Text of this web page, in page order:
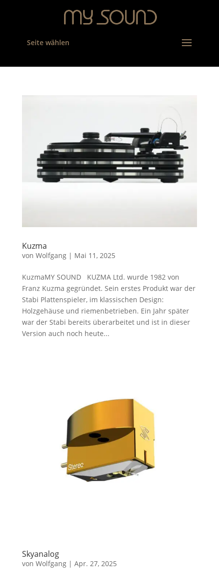
Seite wählen
Kuzma
von Wolfgang| Mai 11, 2025
KuzmaMY SOUND KUZMA Ltd. wurde 1982 von
Franz Kuzma gegründet. Sein erstes Produkt war der
Stabi Plattenspieler, im klassischen Design:
Holzgehäuse und riemenbetrieben. Ein Jahr später
war der Stabi bereits überarbeitet und ist in dieser
Version auch noch heute...
Skyanalog
von Wolfgang| Apr. 27, 2025